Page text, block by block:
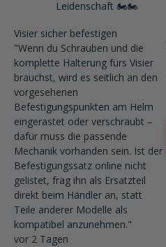
Leidenschaft 🏍️🏍️
Visier sicher befestigen
"Wenn du Schrauben und die
komplette Halterung fürs Visier
brauchst, wird es seitlich an den
vorgesehenen
Befestigungspunkten am Helm
eingerastet oder verschraubt –
dafür muss die passende
Mechanik vorhanden sein. Ist der
Befestigungssatz online nicht
gelistet, frag ihn als Ersatzteil
direkt beim Händler an, statt
Teile anderer Modelle als
kompatibel anzunehmen."
vor 2 Tagen